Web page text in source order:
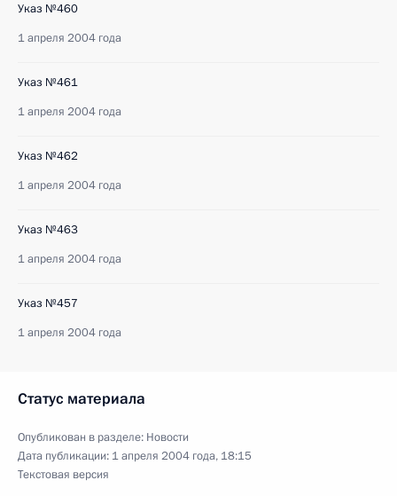
Указ №460
1 апреля 2004 года
Указ №461
1 апреля 2004 года
Указ №462
1 апреля 2004 года
Указ №463
1 апреля 2004 года
Указ №457
1 апреля 2004 года
Статус материала
Опубликован в разделе: Новости
Дата публикации: 1 апреля 2004 года, 18:15
Текстовая версия